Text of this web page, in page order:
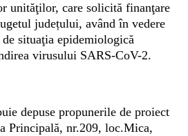
unităţilor, care solicită finanţare
județului, având în vedere
situaţia epidemiologică
virusului SARS-CoV-2.
depuse propunerile de proiect
Principală, nr.209, loc.Mica,